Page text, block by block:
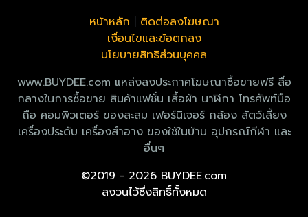
หน้าหลัก
ติดต่อลงโฆษณา
เงื่อนไขและข้อตกลง
นโยบายสิทธิส่วนบุคคล
www.BUYDEE.com แหล่งลงประกาศโฆษณาซื้อขายฟรี สื่อ
กลางในการซื้อขาย สินค้าแฟชั่น เสื้อผ้า นาฬิกา โทรศัพท์มือ
ถือ คอมพิวเตอร์ ของสะสม เฟอร์นิเจอร์ กล้อง สัตว์เลี้ยง
เครื่องประดับ เครื่องสำอาง ของใช้ในบ้าน อุปกรณ์กีฬา และ
อื่นๆ
©2019 - 2026 BUYDEE.com
สงวนไว้ซึ่งสิทธิ์ทั้งหมด